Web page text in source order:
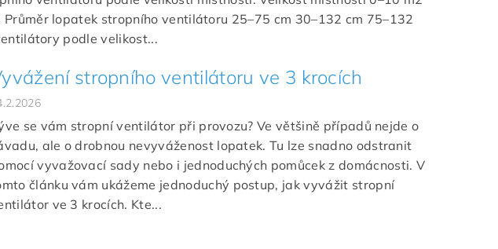
lopatek stropního ventilátoru 25–75 cm 30–132 cm 75–132
podle velikost...
stropního ventilátoru ve 3 krocích
se vám stropní ventilátor při provozu? Ve většině případů nejde o
ale o drobnou nevyváženost lopatek. Tu lze snadno odstranit
vyvažovací sady nebo i jednoduchých pomůcek z domácnosti. V
článku vám ukážeme jednoduchý postup, jak vyvážit stropní
ve 3 krocích. Kte...